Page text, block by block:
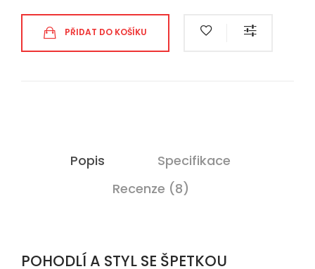
PŘIDAT DO KOŠÍKU
Popis
Specifikace
Recenze (8)
POHODLÍ A STYL SE ŠPETKOU